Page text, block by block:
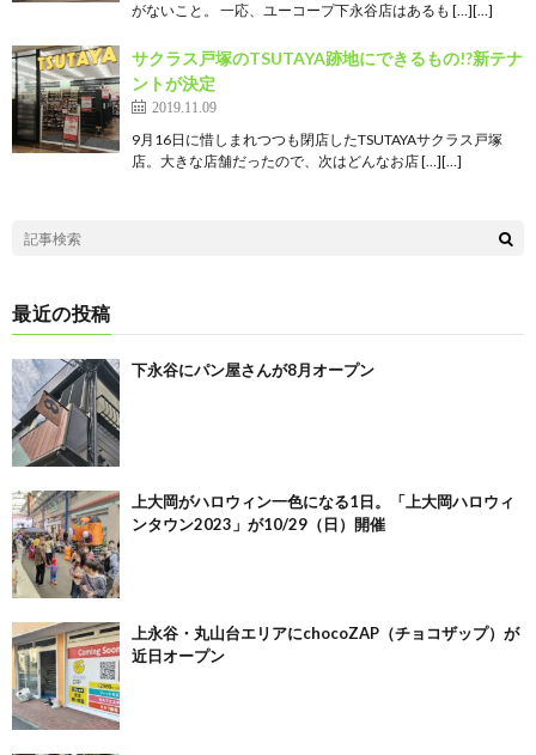
がないこと。 一応、ユーコープ下永谷店はあるも […][…]
サクラス戸塚のTSUTAYA跡地にできるもの!?新テナ
ントが決定
2019.11.09
9月16日に惜しまれつつも閉店したTSUTAYAサクラス戸塚
店。大きな店舗だったので、次はどんなお店 […][…]
最近の投稿
下永谷にパン屋さんが8月オープン
上大岡がハロウィン一色になる1日。「上大岡ハロウィ
ンタウン2023」が10/29（日）開催
上永谷・丸山台エリアにchocoZAP（チョコザップ）が
近日オープン